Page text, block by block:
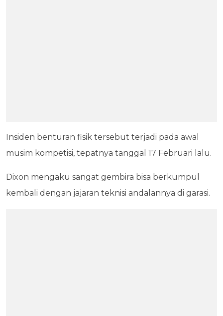
Insiden benturan fisik tersebut terjadi pada awal
musim kompetisi, tepatnya tanggal 17 Februari lalu.
Dixon mengaku sangat gembira bisa berkumpul
kembali dengan jajaran teknisi andalannya di garasi.